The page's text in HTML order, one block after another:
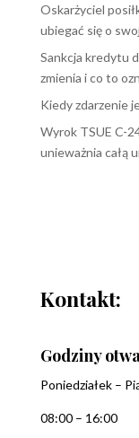
Oskarżyciel
ubiegać się o
Sankcja kredytu
zmienia i co to
Kiedy zdarzenie
Wyrok TSUE C-
unieważnia całą
Kontakt:
Godziny
Poniedziałek –
08:00 – 16:00